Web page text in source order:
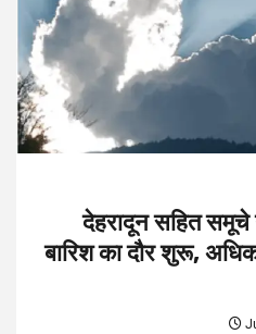
देहरादून सहित
बारिश का दौर शुरू,